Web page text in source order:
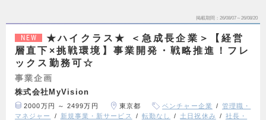
掲載期間 26/08/07～26/08/20
NEW
★ハイクラス★ ＜急成長企業＞【経営
層直下×挑戦環境】事業開発・戦略推進！フレ
ックス勤務可☆
事業企画
株式会社MyVision
2000万円 ～ 2499万円 東京都 ベンチャー企業
管理職・
マネジャー
新規事業・新サービス 転勤なし 土日祝休み
社長・